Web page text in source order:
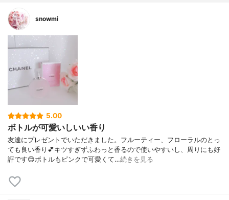
snowmi
5.00
ボトルが可愛いしいい香り
友達にプレゼントでいただきました。フルーティー、フローラルのとっ
ても良い香り💕キツすぎずふわっと香るので使いやすいし、周りにも好
評です😊ボトルもピンクで可愛くて…続きを見る